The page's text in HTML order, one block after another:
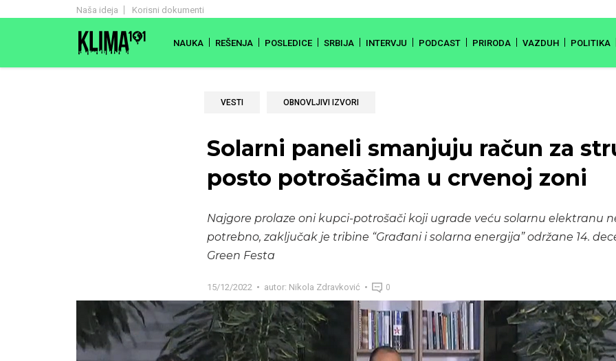
Naša ideja Korisni dokumenti
NAUKA REŠENJA POSLEDICE SRBIJA INTERVJU PODCAST PRIRODA VAZDUH POLITIKA
VESTI OBNOVLJIVI IZVORI
Solarni paneli smanjuju račun za
posto potrošačima u crvenoj zoni
Najgore prolaze oni kupci-potrošači koji ugrade veću solarnu elektranu
potrebno, zaključak je tribine “Građani i solarna energija” održane 14.
Green Festa
15/12/2022 autor: Nikola Zdravković 0